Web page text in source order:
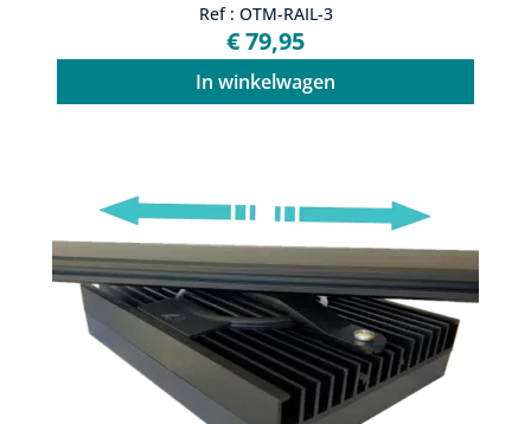
Ref : OTM-RAIL-3
€ 79,95
In winkelwagen